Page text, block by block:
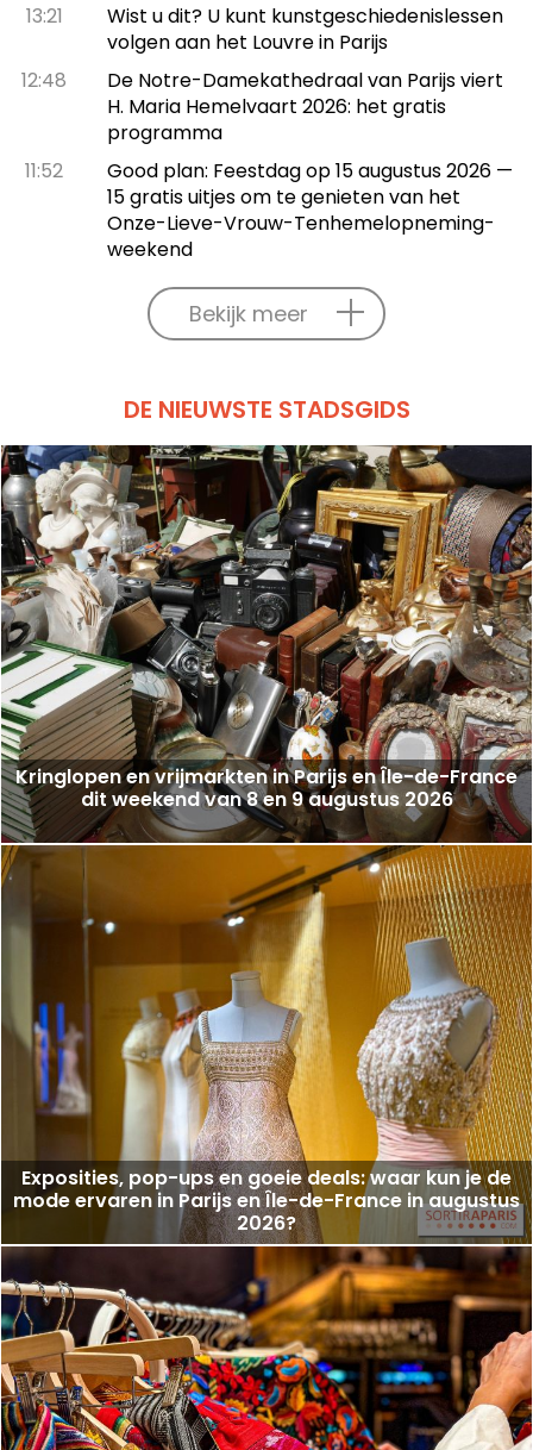
13:21
Wist u dit? U kunt kunstgeschiedenislessen
volgen aan het Louvre in Parijs
12:48
De Notre-Damekathedraal van Parijs viert
H. Maria Hemelvaart 2026: het gratis
programma
11:52
Good plan: Feestdag op 15 augustus 2026 —
15 gratis uitjes om te genieten van het
Onze-Lieve-Vrouw-Tenhemelopneming-
weekend
Bekijk meer
DE NIEUWSTE STADSGIDS
Kringlopen en vrijmarkten in Parijs en Île-de-France
dit weekend van 8 en 9 augustus 2026
Exposities, pop-ups en goeie deals: waar kun je de
mode ervaren in Parijs en Île-de-France in augustus
2026?